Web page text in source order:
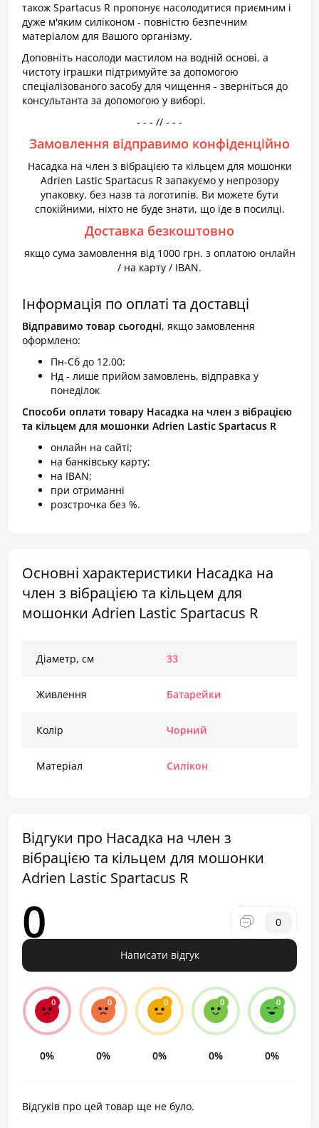
також Spartacus R пропонує насолодитися приємним і
дуже м'яким силіконом - повністю безпечним
матеріалом для Вашого організму.
Доповніть насолоди мастилом на водній основі, а
чистоту іграшки підтримуйте за допомогою
спеціалізованого засобу для чищення - зверніться до
консультанта за допомогою у виборі.
- - - // - - -
Замовлення відправимо конфіденційно
Насадка на член з вібрацією та кільцем для мошонки
Adrien Lastic Spartacus R запакуємо у непрозору
упаковку, без назв та логотипів. Ви можете бути
спокійними, ніхто не буде знати, що їде в посилці.
Доставка безкоштовно
якщо сума замовлення від 1000 грн. з оплатою онлайн
/ на карту / IBAN.
Інформація по оплаті та доставці
Відправимо товар сьогодні, якщо замовлення
оформлено:
Пн-Сб до 12.00:
Нд - лише прийом замовлень, відправка у
понеділок
Способи оплати товару Насадка на член з вібрацією
та кільцем для мошонки Adrien Lastic Spartacus R
онлайн на сайті;
на банківську карту;
на IBAN;
при отриманні
розстрочка без %.
Основні характеристики Насадка на
член з вібрацією та кільцем для
мошонки Adrien Lastic Spartacus R
Діаметр, см 33
Живлення Батарейки
Колір Чорний
Матеріал Силікон
Відгуки про Насадка на член з
вібрацією та кільцем для мошонки
Adrien Lastic Spartacus R
0 0
Написати відгук
0
0%
0
0%
0
0%
0
0%
0
0%
Відгуків про цей товар ще не було.